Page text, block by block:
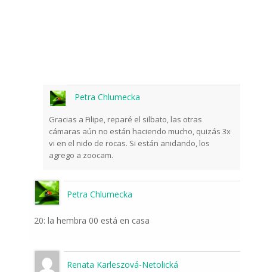
Petra Chlumecka
Gracias a Filipe, reparé el silbato, las otras
cámaras aún no están haciendo mucho, quizás 3x
vi en el nido de rocas. Si están anidando, los
agrego a zoocam.
Petra Chlumecka
20: la hembra 00 está en casa
Renata Karleszová-Netolická